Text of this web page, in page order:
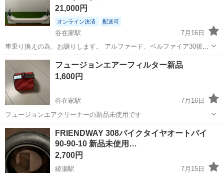
21,000円
オンライン決済 配送可
谷在家駅
7月16日
車乗り換えの為、お譲りします。 アルファード、ベルファイア30後期
Sリアバンパーです。 交換用に購入しましたが、取り付けなかった為
出品です。 近郊であれば、配達します。 ご覧いただきありがとうござ
います。
東京 足立区 谷在家駅 外装、車外用品 バンパー
フュージョンエアーフィルター新品
1,600円
谷在家駅
7月16日
フュージョンエアクリーナーの新品未使用です
東京 足立区 メンテナンス用品
FRIENDWAY 308バイクタイヤオートバイ
90-90-10 新品未使用…
2,700円
綾瀬駅
7月15日